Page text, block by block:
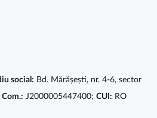
social: Bd. Mărășești, nr. 4-6, sector
Com.: J2000005447400; CUI: RO